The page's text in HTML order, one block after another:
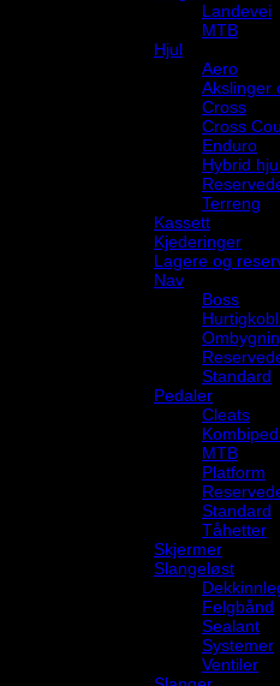
Landevei
MTB
Hjul
Aero
Akslinger
Cross
Cross
Enduro
Hybrid
Terreng
Kassett
Kjederinger
Lagere og
Nav
Boss
Standard
Pedaler
Cleats
MTB
Platform
Standard
Tåhetter
Skjermer
Slangeløst
Felgbånd
Sealant
Systemer
Ventiler